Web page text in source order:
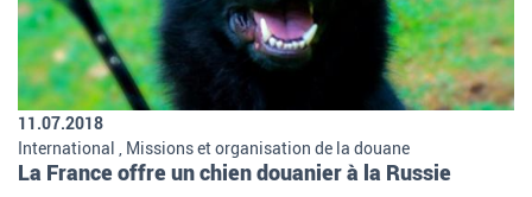
11.07.2018
International , Missions et organisation de la douane
La France offre un chien douanier à la Russie